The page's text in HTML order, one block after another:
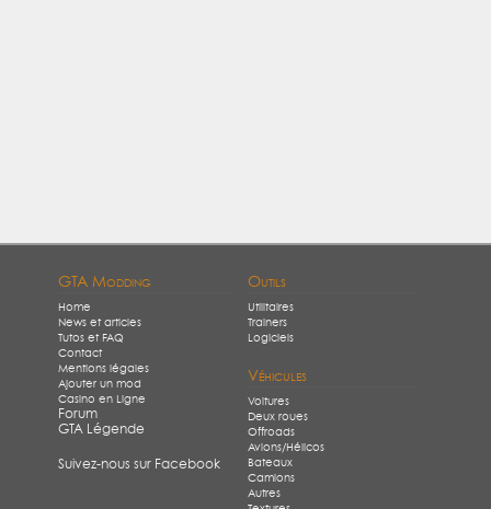
GTA Modding
Home
News et articles
Tutos et FAQ
Contact
Mentions légales
Ajouter un mod
Casino en Ligne
Forum
GTA Légende
Suivez-nous sur Facebook
Outils
Utilitaires
Trainers
Logiciels
Véhicules
Voitures
Deux roues
Offroads
Avions/Hélicos
Bateaux
Camions
Autres